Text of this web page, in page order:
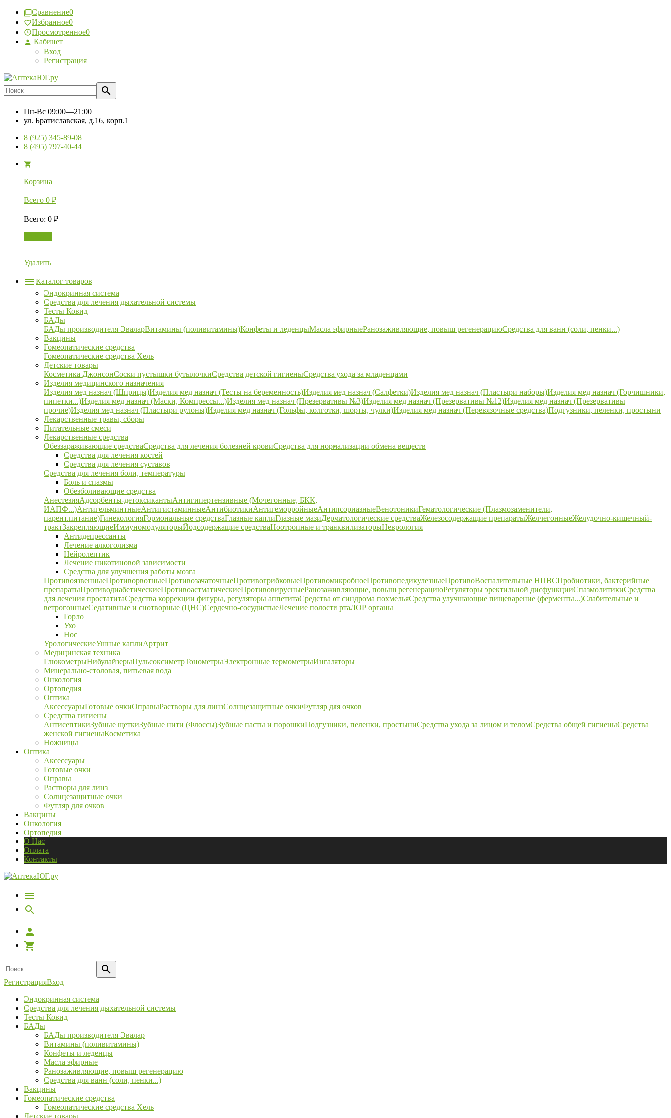
Сравнение0
Избранное0
Просмотренное0
Кабинет
Вход
Регистрация
Пн-Вс 09:00—21:00
ул. Братиславская, д.16, корп.1
8 (925) 345-89-08
8 (495) 797-40-44
Корзина
Всего 0 ₽
Всего: 0 ₽
Удалить
Каталог товаров
Эндокринная система
Средства для лечения дыхательной системы
Тесты Ковид
БАДы
БАДы производителя ЭваларВитамины (поливитамины)Конфеты и леденцыМасла эфирныеРанозаживляющие, повыш регенерациюСредства для ванн (соли, пенки...)
Вакцины
Гомеопатические средства
Гомеопатические средства Хель
Детские товары
Косметика ДжонсонСоски пустышки бутылочкиСредства детской гигиеныСредства ухода за младенцами
Изделия медицинского назначения
Изделия мед назнач (Шприцы)Изделия мед назнач (Тесты на беременность)Изделия мед назнач (Салфетки)Изделия мед назнач (Пластыри наборы)Изделия мед назнач (Горчишники,
пипетки...)Изделия мед назнач (Маски, Компрессы...)Изделия мед назнач (Презервативы №3)Изделия мед назнач (Презервативы №12)Изделия мед назнач (Презервативы
прочие)Изделия мед назнач (Пластыри рулоны)Изделия мед назнач (Гольфы, колготки, шорты, чулки)Изделия мед назнач (Перевязочные средства)Подгузники, пеленки, простыни
Лекарственные травы, сборы
Питательные смеси
Лекарственные средства
Обеззараживающие средстваСредства для лечения болезней кровиСредства для нормализации обмена веществ
Средства для лечения костей
Средства для лечения суставов
Средства для лечения боли, температуры
Боль и спазмы
Обезболивающие средства
АнестезияАдсорбенты-детоксикантыАнтигипертензивные (Мочегонные, БКК,
ИАПФ...)АнтигельминтныеАнтигистаминныеАнтибиотикиАнтигеморройныеАнтипсориазныеВенотоникиГематологические (Плазмозаменители,
парент.питание)ГинекологияГормональные средстваГлазные каплиГлазные мазиДерматологические средстваЖелезосодержащие препаратыЖелчегонныеЖелудочно-кишечный-
трактЗакрепляющиеИммуномодуляторыЙодсодержащие средстваНоотропные и транквилизаторыНеврология
Антидепрессанты
Лечение алкоголизма
Нейролептик
Лечение никотиновой зависимости
Средства для улучшения работы мозга
ПротивоязвенныеПротиворвотныеПротивозачаточныеПротивогрибковыеПротивомикробноеПротивопедикулезныеПротивоВоспалительные НПВСПробиотики, бактерийные
препаратыПротиводиабетическиеПротивоастматическиеПротивовирусныеРанозаживляющие, повыш регенерациюРегуляторы эректильной дисфункцииСпазмолитикиСредства
для лечения простатитаСредства коррекции фигуры, регуляторы аппетитаСредства от синдрома похмельяСредства улучшающие пищеварение (ферменты...)Слабительные и
ветрогонныеСедативные и снотворные (ЦНС)Сердечно-сосудистыеЛечение полости ртаЛОР органы
Горло
Ухо
Нос
УрологическиеУшные каплиАртрит
Медицинская техника
ГлюкометрыНибулайзерыПульсоксиметрТонометрыЭлектронные термометрыИнгаляторы
Минерально-столовая, питьевая вода
Онкология
Ортопедия
Оптика
АксессуарыГотовые очкиОправыРастворы для линзСолнцезащитные очкиФутляр для очков
Средства гигиены
АнтисептикиЗубные щеткиЗубные нити (Флоссы)Зубные пасты и порошкиПодгузники, пеленки, простыниСредства ухода за лицом и теломСредства общей гигиеныСредства
женской гигиеныКосметика
Ножницы
Оптика
Аксессуары
Готовые очки
Оправы
Растворы для линз
Солнцезащитные очки
Футляр для очков
Вакцины
Онкология
Ортопедия
О Нас
Оплата
Контакты
РегистрацияВход
Эндокринная система
Средства для лечения дыхательной системы
Тесты Ковид
БАДы
БАДы производителя Эвалар
Витамины (поливитамины)
Конфеты и леденцы
Масла эфирные
Ранозаживляющие, повыш регенерацию
Средства для ванн (соли, пенки...)
Вакцины
Гомеопатические средства
Гомеопатические средства Хель
Детские товары